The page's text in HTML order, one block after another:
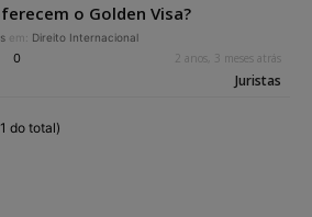
o Golden Visa?
em: Direito Internacional
0 2 anos, 3 meses atrás
Juristas
do total)